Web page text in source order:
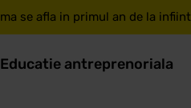
se afla in primul an de la
Educatie antreprenoriala